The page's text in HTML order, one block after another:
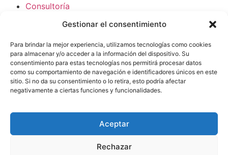
Gestionar el consentimiento
Para brindar la mejor experiencia, utilizamos tecnologías como cookies
para almacenar y/o acceder a la información del dispositivo. Su
consentimiento para estas tecnologías nos permitirá procesar datos
como su comportamiento de navegación e identificadores únicos en este
sitio. Si no da su consentimiento o lo retira, esto podría afectar
negativamente a ciertas funciones y funcionalidades.
Aceptar
Rechazar
Consultoría
Capacitación
Consultoría Presas de Relaves
Contacto
(Valencia)
> +34 960 083 245
> info@ipresas.com